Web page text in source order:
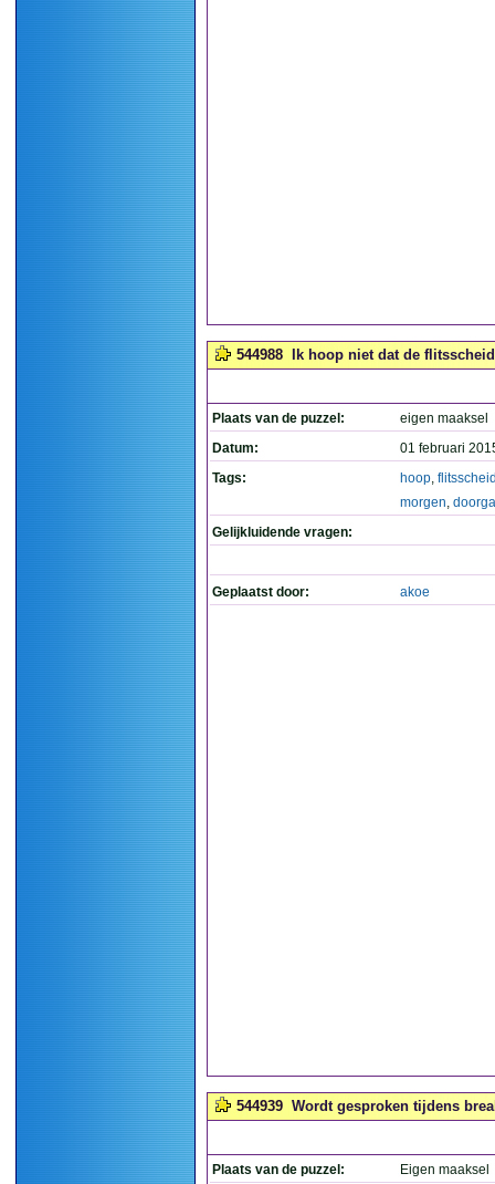
544988 Ik hoop niet dat de
Plaats van de puzzel:
eigen maaksel
Datum:
01 februari
Tags:
hoop,
morgen,
Gelijkluidende vragen:
Geplaatst door: akoe
544939 Wordt gesproken tijdens
Plaats van de puzzel:
Eigen maaksel